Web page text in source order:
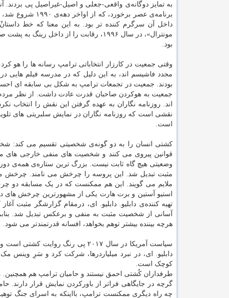
به تمایز دوگانه‌ی واقعی-جعلی و اصیل-غیراصیل پی بردند.
برنامه‌ی عصر
داخل آن سرگرم کننده تر بود. به این معنا که خط
مونترال»، در سال ۱۹۹۶، رقابت را از
بود.
وقتی جمعیت در کارزار انتخاباتی ترامپ رسانه ها را هو
مجدد فاشیسم اند، به این دلیل که در مدرسه فیلم هایی
بودند. جمعیت در تجمعات ترامپ به شکل بی سابقه ای
جمعیت به هوکردن صاحبان قدرت عادت داشت. از نظر مردم
اند. روزنامه نگاران به عهده گرفتن این نقش را انتخاب
نقشی است که روزنامه نگاران در نمایش سلبریتی های
است.
کشتی انسان را به دو گونه‌ی شخصیتی تقسیم می کند:
قوانین پیروی می کنند و شخصیت های منفی خارجی های
وضعیتی هیچ گاه ثابت نیست. بزرگ ترین ستاره‌ی همه‌ی
مثبت تبدیل شد. این پروسه را چرخش می نامند. چرخش
ملایم می گویند. این هم ممکنست که در یک مسابقه
تهیه کننده‌ی دابلیو. دابلیو. ای، درمقام گزارشگر مثبت
آسانی از شخصیت مثبت به منفی و برعکس تبدیل شد.
هرچه بیننده بیشتر توهم بخواهد، افسانه قدرتمندتر می شود.
دابلیو. ای، در نبرد میلیاردرها، شرکت کرد و سَرِ وینس
کوچک است.
طرفداران کُشتی احمق نیستند و حامیان ترامپ هم همچنین.
گرچه در جایگاهی فراتر از باورکردن نمایش قرار دارند.
چه راه دیگری ممکنست ترامپ، بااینکه به اسرای جنگ